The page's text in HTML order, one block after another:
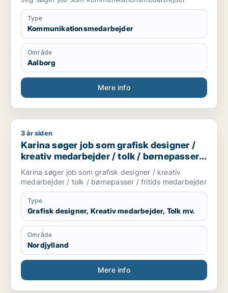
Type
Kommunikationsmedarbejder
Område
Aalborg
Mere info
Karina søger job som grafisk designer / kreativ
3 år siden
Karina søger job som grafisk designer /
kreativ medarbejder / tolk / børnepasser /
fritids medarbejder
Karina søger job som grafisk designer / kreativ
medarbejder / tolk / børnepasser / fritids medarbejder
Type
Grafisk designer, Kreativ medarbejder, Tolk mv.
Område
Nordjylland
Mere info